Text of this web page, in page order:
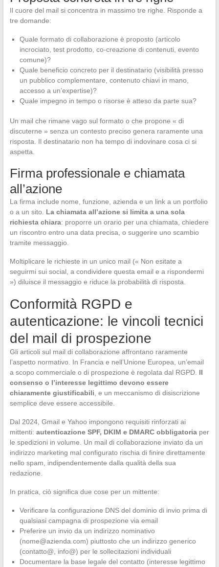
Il cuore del mail si concentra in massimo tre righe. Risponde a
tre domande:
Quale formato di collaborazione è proposto (articolo
incrociato, test prodotto, co-creazione di contenuti, evento
comune)?
Quale beneficio concreto per il destinatario (visibilità presso
un pubblico complementare, contenuto chiavi in mano,
accesso a un’expertise)?
Quale impegno in tempo o risorse è atteso da parte sua?
Un mail che rimane vago sul formato o che propone « di
discuterne » senza un contesto preciso genera raramente una
risposta. Il destinatario non ha tempo di indovinare cosa ci si
aspetta.
Firma professionale e chiamata
all’azione
La firma include nome, funzione, azienda e un link a un portfolio
o a un sito. La chiamata all’azione si limita a una sola
richiesta chiara: proporre un orario per una chiamata, chiedere
un riscontro entro una data precisa, o suggerire uno scambio
tramite messaggio.
Moltiplicare le richieste in un unico mail (« Non esitate a
seguirmi sui social, a condividere questa email e a rispondermi
») diluisce il messaggio e riduce la probabilità di risposta.
Conformità RGPD e
autenticazione: le vincoli tecnici
del mail di prospezione
Gli articoli sul mail di collaborazione affrontano raramente
l’aspetto normativo. In Francia e nell’Unione Europea, un’email
a scopo commerciale o di prospezione è regolata dal RGPD. Il
consenso o l’interesse legittimo devono essere
chiaramente giustificabili, e un meccanismo di disiscrizione
semplice deve essere accessibile.
Dal 2024, Gmail e Yahoo impongono requisiti rinforzati ai
mittenti: autenticazione SPF, DKIM e DMARC obbligatoriaper
le spedizioni in volume. Un mail di collaborazione inviato da un
indirizzo marketing mal configurato rischia di finire direttamente
nello spam, indipendentemente dalla qualità della sua
redazione.
In pratica, ciò significa due cose per un mittente:
Verificare la configurazione DNS del dominio di invio prima di
qualsiasi campagna di prospezione via email
Preferire un invio da un indirizzo nominativo
(nome@azienda.com) piuttosto che un indirizzo generico
(contatto@, info@) per le sollecitazioni individuali
Documentare la base legale del contatto (interesse legittimo